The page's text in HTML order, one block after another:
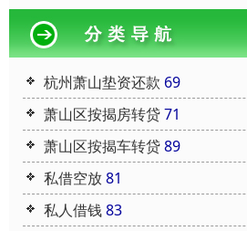
杭州萧山垫资还款 69
萧山区按揭房转贷71
萧山区按揭车转贷89
私借空放81
私人借钱83